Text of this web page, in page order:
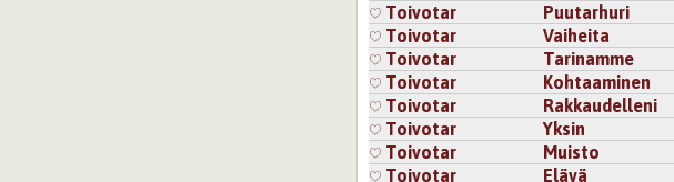
Toivotar
Puutarhuri
Toivotar
Vaiheita
Toivotar
Tarinamme
Toivotar
Kohtaaminen
Toivotar
Rakkaudelleni
Toivotar
Yksin
Toivotar
Muisto
Toivotar
Elävä